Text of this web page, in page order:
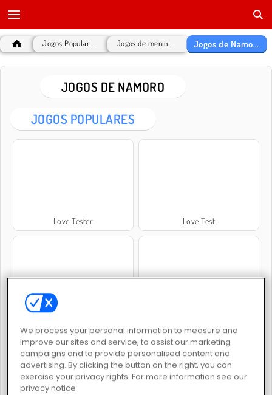
Jogos de Namoro
JOGOS DE NAMORO
JOGOS POPULARES
Love Tester Love Test
We process your personal information to measure and
improve our sites and service, to assist our marketing
campaigns and to provide personalised content and
advertising. By clicking the button on the right, you can
exercise your privacy rights. For more information see our
privacy notice